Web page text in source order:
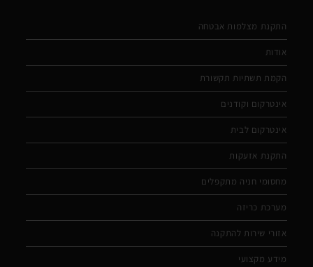
התקנת מצלמות אבטחה
אודות
הקמת תשתיות תקשורת
אינטרקום וקודנים
אינטרקום לבית
התקנת אזעקות
מחסומי חניה מתקפלים
מערכת כריזה
אזורי שירות להתקנה
מידע מקצועי